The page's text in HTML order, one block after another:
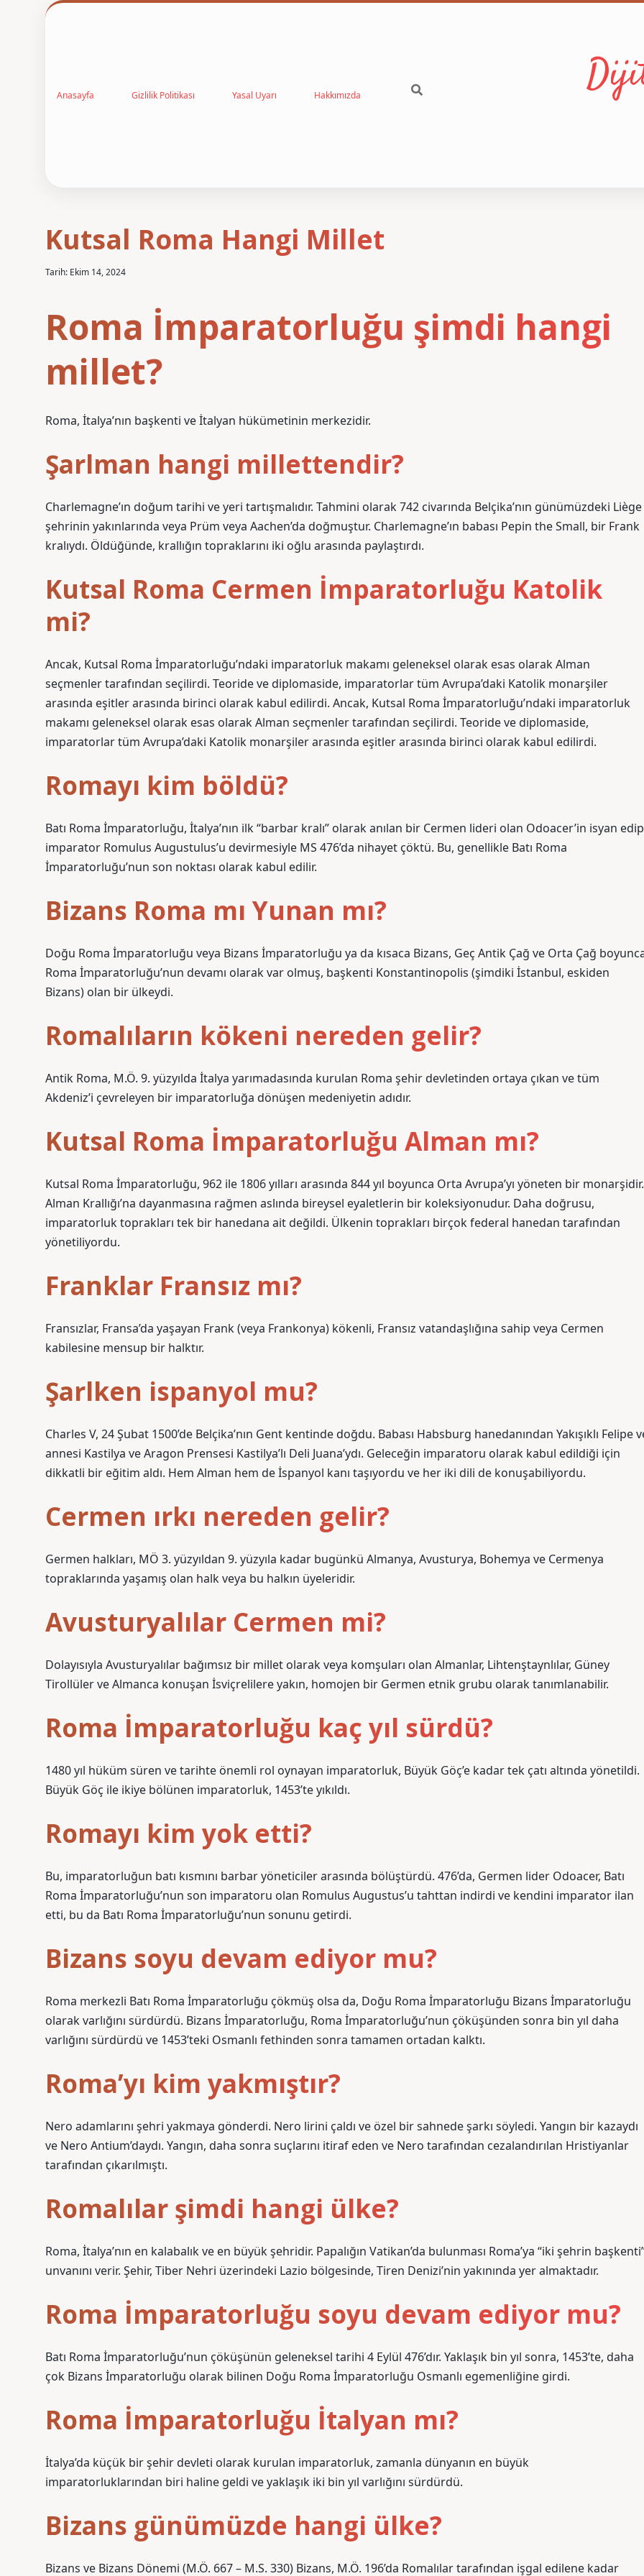
Anasayfa Gizlilik Politikası Yasal Uyarı Hakkımızda
Kutsal Roma Hangi Millet
Tarih: Ekim 14, 2024
Roma İmparatorluğu şimdi hangi
millet?
Roma, İtalya’nın başkenti ve İtalyan hükümetinin merkezidir.
Şarlman hangi millettendir?
Charlemagne’ın doğum tarihi ve yeri tartışmalıdır. Tahmini olarak 742 civarında Belçika’nın günümüzdeki Liège
şehrinin yakınlarında veya Prüm veya Aachen’da doğmuştur. Charlemagne’ın babası Pepin the Small, bir Frank
kralıydı. Öldüğünde, krallığın topraklarını iki oğlu arasında paylaştırdı.
Kutsal Roma Cermen İmparatorluğu Katolik
mi?
Ancak, Kutsal Roma İmparatorluğu’ndaki imparatorluk makamı geleneksel olarak esas olarak Alman
seçmenler tarafından seçilirdi. Teoride ve diplomaside, imparatorlar tüm Avrupa’daki Katolik monarşiler
arasında eşitler arasında birinci olarak kabul edilirdi. Ancak, Kutsal Roma İmparatorluğu’ndaki imparatorluk
makamı geleneksel olarak esas olarak Alman seçmenler tarafından seçilirdi. Teoride ve diplomaside,
imparatorlar tüm Avrupa’daki Katolik monarşiler arasında eşitler arasında birinci olarak kabul edilirdi.
Romayı kim böldü?
Batı Roma İmparatorluğu, İtalya’nın ilk “barbar kralı” olarak anılan bir Cermen lideri olan Odoacer’in isyan edip
imparator Romulus Augustulus’u devirmesiyle MS 476’da nihayet çöktü. Bu, genellikle Batı Roma
İmparatorluğu’nun son noktası olarak kabul edilir.
Bizans Roma mı Yunan mı?
Doğu Roma İmparatorluğu veya Bizans İmparatorluğu ya da kısaca Bizans, Geç Antik Çağ ve Orta Çağ
Roma İmparatorluğu’nun devamı olarak var olmuş, başkenti Konstantinopolis (şimdiki İstanbul, eskiden
Bizans) olan bir ülkeydi.
Romalıların kökeni nereden gelir?
Antik Roma, M.Ö. 9. yüzyılda İtalya yarımadasında kurulan Roma şehir devletinden ortaya çıkan ve tüm
Akdeniz’i çevreleyen bir imparatorluğa dönüşen medeniyetin adıdır.
Kutsal Roma İmparatorluğu Alman mı?
Kutsal Roma İmparatorluğu, 962 ile 1806 yılları arasında 844 yıl boyunca Orta Avrupa’yı yöneten bir monarşidir.
Alman Krallığı’na dayanmasına rağmen aslında bireysel eyaletlerin bir koleksiyonudur. Daha doğrusu,
imparatorluk toprakları tek bir hanedana ait değildi. Ülkenin toprakları birçok federal hanedan tarafından
yönetiliyordu.
Franklar Fransız mı?
Fransızlar, Fransa’da yaşayan Frank (veya Frankonya) kökenli, Fransız vatandaşlığına sahip veya Cermen
kabilesine mensup bir halktır.
Şarlken ispanyol mu?
Charles V, 24 Şubat 1500’de Belçika’nın Gent kentinde doğdu. Babası Habsburg hanedanından Yakışıklı Felipe
annesi Kastilya ve Aragon Prensesi Kastilya’lı Deli Juana’ydı. Geleceğin imparatoru olarak kabul edildiği için
dikkatli bir eğitim aldı. Hem Alman hem de İspanyol kanı taşıyordu ve her iki dili de konuşabiliyordu.
Cermen ırkı nereden gelir?
Germen halkları, MÖ 3. yüzyıldan 9. yüzyıla kadar bugünkü Almanya, Avusturya, Bohemya ve Cermenya
topraklarında yaşamış olan halk veya bu halkın üyeleridir.
Avusturyalılar Cermen mi?
Dolayısıyla Avusturyalılar bağımsız bir millet olarak veya komşuları olan Almanlar, Lihtenştaynlılar, Güney
Tirollüler ve Almanca konuşan İsviçrelilere yakın, homojen bir Germen etnik grubu olarak tanımlanabilir.
Roma İmparatorluğu kaç yıl sürdü?
1480 yıl hüküm süren ve tarihte önemli rol oynayan imparatorluk, Büyük Göç’e kadar tek çatı altında yönetildi.
Büyük Göç ile ikiye bölünen imparatorluk, 1453’te yıkıldı.
Romayı kim yok etti?
Bu, imparatorluğun batı kısmını barbar yöneticiler arasında bölüştürdü. 476’da, Germen lider Odoacer, Batı
Roma İmparatorluğu’nun son imparatoru olan Romulus Augustus’u tahttan indirdi ve kendini imparator ilan
etti, bu da Batı Roma İmparatorluğu’nun sonunu getirdi.
Bizans soyu devam ediyor mu?
Roma merkezli Batı Roma İmparatorluğu çökmüş olsa da, Doğu Roma İmparatorluğu Bizans İmparatorluğu
olarak varlığını sürdürdü. Bizans İmparatorluğu, Roma İmparatorluğu’nun çöküşünden sonra bin yıl daha
varlığını sürdürdü ve 1453’teki Osmanlı fethinden sonra tamamen ortadan kalktı.
Roma’yı kim yakmıştır?
Nero adamlarını şehri yakmaya gönderdi. Nero lirini çaldı ve özel bir sahnede şarkı söyledi. Yangın bir kazaydı
ve Nero Antium’daydı. Yangın, daha sonra suçlarını itiraf eden ve Nero tarafından cezalandırılan Hristiyanlar
tarafından çıkarılmıştı.
Romalılar şimdi hangi ülke?
Roma, İtalya’nın en kalabalık ve en büyük şehridir. Papalığın Vatikan’da bulunması Roma’ya “iki şehrin
unvanını verir. Şehir, Tiber Nehri üzerindeki Lazio bölgesinde, Tiren Denizi’nin yakınında yer almaktadır.
Roma İmparatorluğu soyu devam ediyor mu?
Batı Roma İmparatorluğu’nun çöküşünün geleneksel tarihi 4 Eylül 476’dır. Yaklaşık bin yıl sonra, 1453’te, daha
çok Bizans İmparatorluğu olarak bilinen Doğu Roma İmparatorluğu Osmanlı egemenliğine girdi.
Roma İmparatorluğu İtalyan mı?
İtalya’da küçük bir şehir devleti olarak kurulan imparatorluk, zamanla dünyanın en büyük
imparatorluklarından biri haline geldi ve yaklaşık iki bin yıl varlığını sürdürdü.
Bizans günümüzde hangi ülke?
Bizans ve Bizans Dönemi (M.Ö. 667 – M.S. 330) Bizans, M.Ö. 196’da Romalılar tarafından işgal edilene kadar